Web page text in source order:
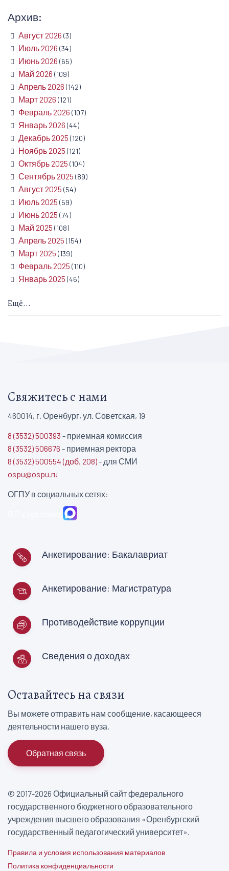
Архив:
Август 2026 (3)
Июль 2026 (34)
Июнь 2026 (65)
Май 2026 (109)
Апрель 2026 (142)
Март 2026 (121)
Февраль 2026 (107)
Январь 2026 (44)
Декабрь 2025 (120)
Ноябрь 2025 (121)
Октябрь 2025 (104)
Сентябрь 2025 (89)
Август 2025 (54)
Июль 2025 (59)
Июнь 2025 (74)
Май 2025 (108)
Апрель 2025 (154)
Март 2025 (139)
Февраль 2025 (110)
Январь 2025 (46)
Ещё...
Свяжитесь с нами
460014, г. Оренбург, ул. Советская, 19
8 (3532) 500393 - приемная комиссия
8 (3532) 506676 - приемная ректора
8 (3532) 500554 (доб. 208)- для СМИ
ospu@ospu.ru
ОГПУ в социальных сетях:
Анкетирование: Бакалавриат
Анкетирование: Магистратура
Противодействие коррупции
Сведения о доходах
Оставайтесь на связи
Вы можете отправить нам сообщение, касающееся
деятельности нашего вуза.
Обратная связь
© 2017-2026 Официальный сайт федерального
государственного бюджетного образовательного
учреждения высшего образования «Оренбургский
государственный педагогический университет».
Правила и условия использования материалов
Политика конфиденциальности